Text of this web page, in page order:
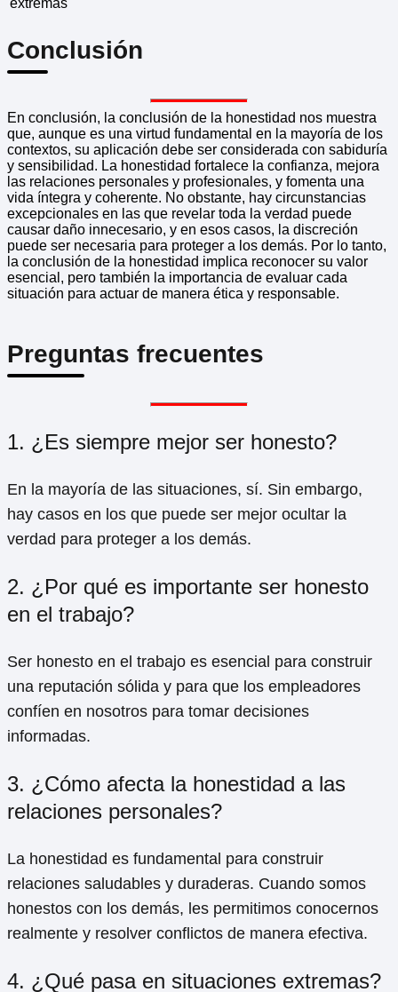
Conclusión
En conclusión, la conclusión de la honestidad nos muestra
que, aunque es una virtud fundamental en la mayoría de los
contextos, su aplicación debe ser considerada con sabiduría
y sensibilidad. La honestidad fortalece la confianza, mejora
las relaciones personales y profesionales, y fomenta una
vida íntegra y coherente. No obstante, hay circunstancias
excepcionales en las que revelar toda la verdad puede
causar daño innecesario, y en esos casos, la discreción
puede ser necesaria para proteger a los demás. Por lo tanto,
la conclusión de la honestidad implica reconocer su valor
esencial, pero también la importancia de evaluar cada
situación para actuar de manera ética y responsable.
Preguntas frecuentes
1. ¿Es siempre mejor ser honesto?
En la mayoría de las situaciones, sí. Sin embargo,
hay casos en los que puede ser mejor ocultar la
verdad para proteger a los demás.
2. ¿Por qué es importante ser honesto
en el trabajo?
Ser honesto en el trabajo es esencial para construir
una reputación sólida y para que los empleadores
confíen en nosotros para tomar decisiones
informadas.
3. ¿Cómo afecta la honestidad a las
relaciones personales?
La honestidad es fundamental para construir
relaciones saludables y duraderas. Cuando somos
honestos con los demás, les permitimos conocernos
realmente y resolver conflictos de manera efectiva.
4. ¿Qué pasa en situaciones extremas?